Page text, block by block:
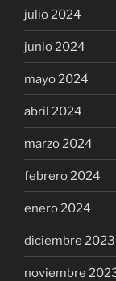
julio 2024
junio 2024
mayo 2024
abril 2024
marzo 2024
febrero 2024
enero 2024
diciembre 2023
noviembre